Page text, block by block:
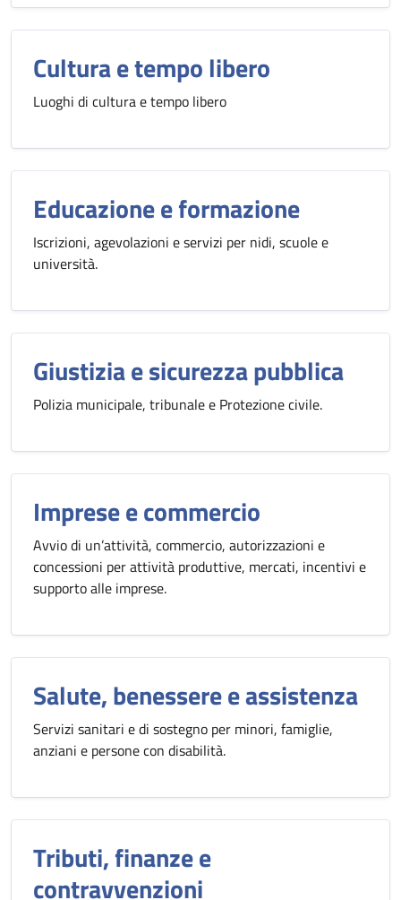
Cultura e tempo libero
Luoghi di cultura e tempo libero
Educazione e formazione
Iscrizioni, agevolazioni e servizi per nidi, scuole e
università.
Giustizia e sicurezza pubblica
Polizia municipale, tribunale e Protezione civile.
Imprese e commercio
Avvio di un’attività, commercio, autorizzazioni e
concessioni per attività produttive, mercati, incentivi e
supporto alle imprese.
Salute, benessere e assistenza
Servizi sanitari e di sostegno per minori, famiglie,
anziani e persone con disabilità.
Tributi, finanze e
contravvenzioni